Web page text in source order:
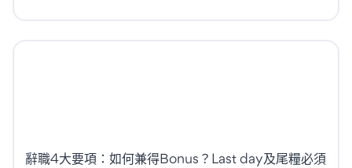
辭職4大要項：如何兼得Bonus？Last day及尾糧必須